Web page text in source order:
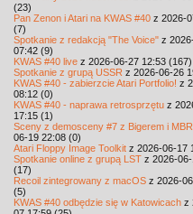
(23)
Pan Zenon i Atari na KWAS #40 z 2026-
(7)
Spotkanie z redakcją "The Voice" z
07:42 (9)
KWAS #40 live z 2026-06-27 12:53 (167)
Spotkanie z grupą USSR z 2026-06-26
KWAS #40 - zabierzcie Atari Portfolio! z
08:12 (0)
KWAS #40 - naprawa retrosprzętu z
17:15 (1)
Sceny z demosceny #7 z Bigerem i MBR
06-19 22:08 (0)
Atari Floppy Image Toolkit z 2026-06-17
Spotkanie online z grupą LST z 2026-
(17)
Recoil zintegrowany z macOS z 2026-
(5)
KWAS #40 odbędzie się w Katowicach z